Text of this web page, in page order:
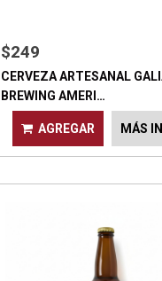
$249
CERVEZA ARTESANAL
BREWING AMERI…
AGREGAR MÁS